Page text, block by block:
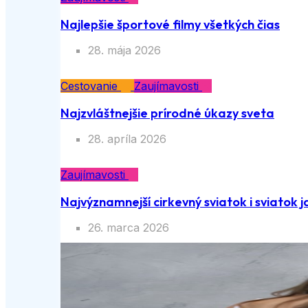
Najlepšie športové filmy všetkých čias
28. mája 2026
Cestovanie Zaujímavosti
Najzvláštnejšie prírodné úkazy sveta
28. apríla 2026
Zaujímavosti
Najvýznamnejší cirkevný sviatok i sviatok
26. marca 2026